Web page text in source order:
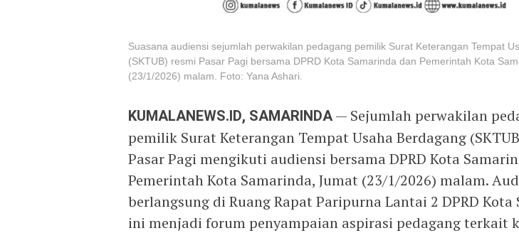
Suasana audiensi sejumlah perwakilan pedagang pemilik Surat Keterangan Tempat
(SKTUB) resmi Pasar Pagi bersama DPRD Kota Samarinda dan Pemerintah Kota
(23/1/2026) malam. Foto: Yana Ashari.
KUMALANEWS.ID, SAMARINDA— Sejumlah perwakilan
pemilik Surat Keterangan Tempat Usaha Berdagang
Pasar Pagi mengikuti audiensi bersama DPRD Kota
Pemerintah Kota Samarinda, Jumat (23/1/2026) malam.
berlangsung di Ruang Rapat Paripurna Lantai 2 DPRD Kota
ini menjadi forum penyampaian aspirasi pedagang terkait